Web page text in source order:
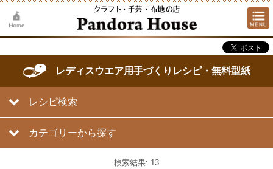
レディスウエア用手づくりレシピ・無料型紙
レシピ検索
カテゴリーから探す
検索結果: 13